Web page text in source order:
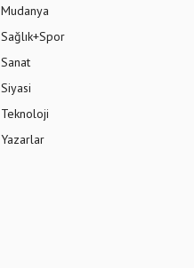
Mudanya
Sağlık+Spor
Sanat
Siyasi
Teknoloji
Yazarlar